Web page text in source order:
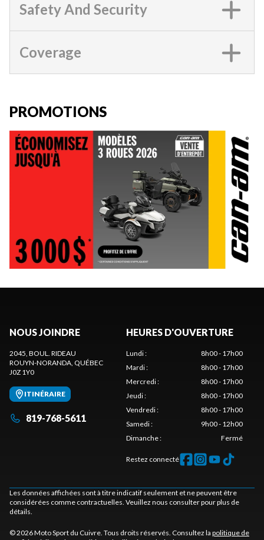
Safety And Security
Coverage
PROMOTIONS
NOUS JOINDRE
2045, BOUL. RIDEAU
ROUYN-NORANDA , QUÉBEC
J0Z 1Y0
ITINÉRAIRE
819-768-5611
HEURES D'OUVERTURE
Lundi:
8h00 - 17h00
Mardi:
8h00 - 17h00
Mercredi:
8h00 - 17h00
Jeudi:
8h00 - 17h00
Vendredi:
8h00 - 17h00
Samedi:
9h00 - 12h00
Dimanche: Fermé
Restez connecté
Les données affichées sont à titre indicatif seulement et ne peuvent être
considérées comme contractuelles. Veuillez nous consulter pour plus de
détails.
© 2026 Moto Sport du Cuivre. Tous droits réservés. Consultez la politique de